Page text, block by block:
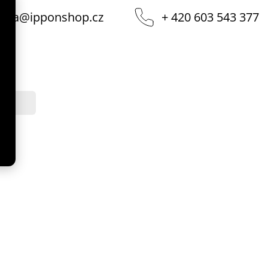
@ipponshop.cz + 420 603 543 377